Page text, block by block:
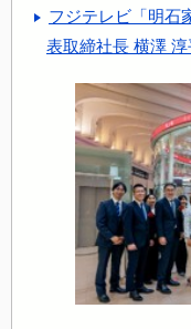
フジテレビ「明石
表取締社長 横澤